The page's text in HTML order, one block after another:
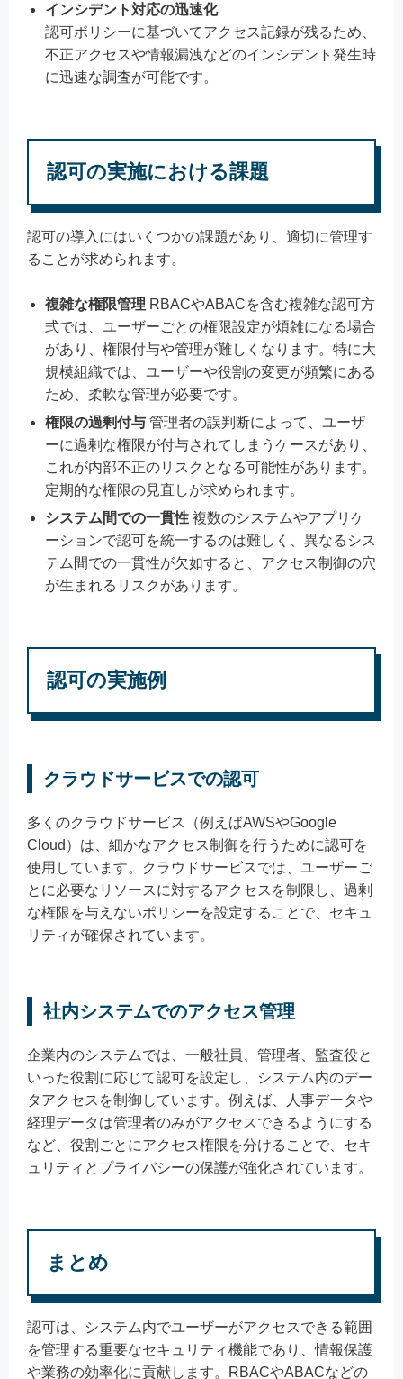
インシデント対応の迅速化
認可ポリシーに基づいてアクセス記録が残るため、
不正アクセスや情報漏洩などのインシデント発生時
に迅速な調査が可能です。
認可の実施における課題
認可の導入にはいくつかの課題があり、適切に管理す
ることが求められます。
複雑な権限管理 RBACやABACを含む複雑な認可方
式では、ユーザーごとの権限設定が煩雑になる場合
があり、権限付与や管理が難しくなります。特に大
規模組織では、ユーザーや役割の変更が頻繁にある
ため、柔軟な管理が必要です。
権限の過剰付与 管理者の誤判断によって、ユーザ
ーに過剰な権限が付与されてしまうケースがあり、
これが内部不正のリスクとなる可能性があります。
定期的な権限の見直しが求められます。
システム間での一貫性 複数のシステムやアプリケ
ーションで認可を統一するのは難しく、異なるシス
テム間での一貫性が欠如すると、アクセス制御の穴
が生まれるリスクがあります。
認可の実施例
クラウドサービスでの認可
多くのクラウドサービス（例えばAWSやGoogle
Cloud）は、細かなアクセス制御を行うために認可を
使用しています。クラウドサービスでは、ユーザーご
とに必要なリソースに対するアクセスを制限し、過剰
な権限を与えないポリシーを設定することで、セキュ
リティが確保されています。
社内システムでのアクセス管理
企業内のシステムでは、一般社員、管理者、監査役と
いった役割に応じて認可を設定し、システム内のデー
タアクセスを制御しています。例えば、人事データや
経理データは管理者のみがアクセスできるようにする
など、役割ごとにアクセス権限を分けることで、セキ
ュリティとプライバシーの保護が強化されています。
まとめ
認可は、システム内でユーザーがアクセスできる範囲
を管理する重要なセキュリティ機能であり、情報保護
や業務の効率化に貢献します。RBACやABACなどの